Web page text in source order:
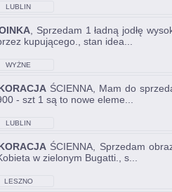
LUBLIN
, Sprzedam 1 ładną jodłę
kupującego., stan idea...
WYŻNE
ŚCIENNA, Mam do
- szt 1 są to nowe eleme...
LUBLIN
ŚCIENNA, Sprzedam
w zielonym Bugatti., s...
LESZNO